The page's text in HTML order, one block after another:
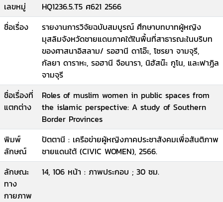
เลขหมู่
HQ1236.5.T5 ศ621 2566
ชื่อเรื่อง
รายงานการวิจัยฉบับสมบูรณ์ ศึกษาบทบาทผู้หญิง
มุสลิมจังหวัดชายแดนภาคใต้ในพื้นที่สาธารณะในบริบท
ของศาสนาอิสลาม/ รอฮานี ดาโอ๊ะ, โซรยา จามจุรี,
กัลยา ดาราหะ, รอฮานี จือนารา, นิฮัสน๊ะ กูโน, และฟาฏิล
จามจุรี
ชื่อเรื่องที่
แตกต่าง
Roles of muslim women in public spaces from
the islamic perspective: A study of Southern
Border Provinces
พิมพ์
ลักษณ์
ปัตตานี : เครือข่ายผู้หญิงภาคประชาสังคมเพื่อสันติภาพ
ชายแดนใต้ (CIVIC WOMEN), 2566.
ลักษณะ
ทาง
กายภาพ
14, 106 หน้า : ภาพประกอบ ; 30 ซม.